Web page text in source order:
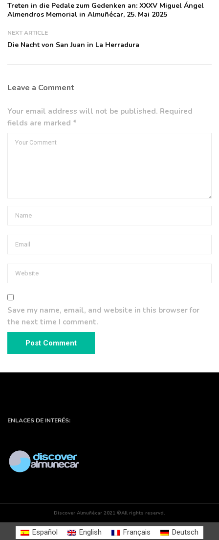
Treten in die Pedale zum Gedenken an: XXXV Miguel Ángel
Almendros Memorial in Almuñécar, 25. Mai 2025
NEXT ARTICLE
Die Nacht von San Juan in La Herradura
Leave a Comment
Your email address will not be published. Required
fields are marked *
Save my name, email, and website in this browser for
the next time I comment.
ENLACES DE INTERÉS:
Discover Almuñécar 2021 ©All rights reservd.
Español English Français Deutsch